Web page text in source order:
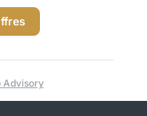
Advisory